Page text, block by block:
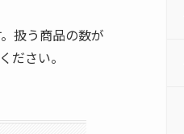
扱う商品の数が
ださい。